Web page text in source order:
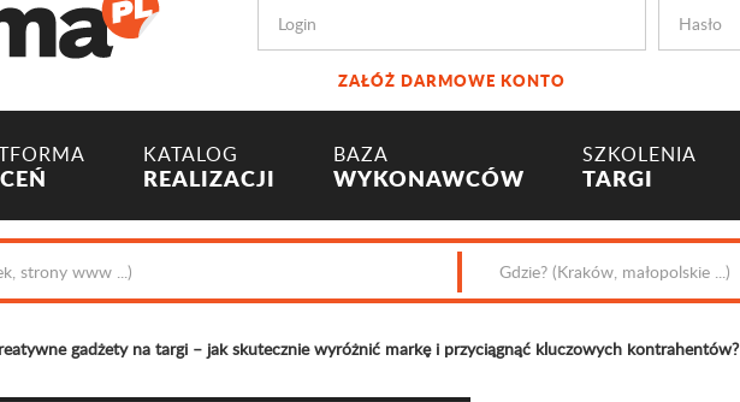
ZAŁÓŻ DARMOWE KONTO
KATALOG
REALIZACJI
BAZA
WYKONAWCÓW
SZKOLENIA
TARGI
gadżety na targi – jak skutecznie wyróżnić markę i przyciągnąć kluczowych kontrahentów?